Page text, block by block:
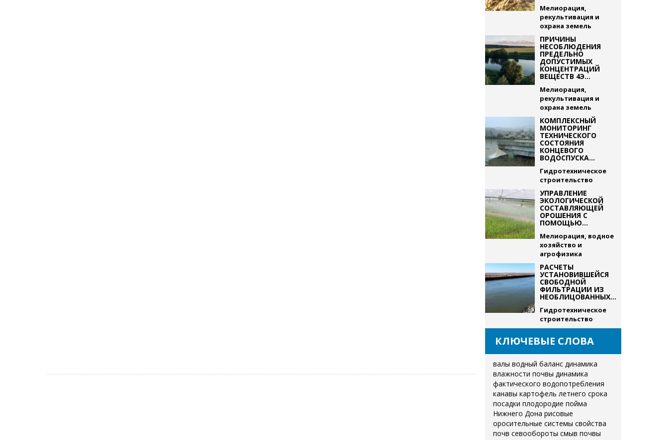
Мелиорация,
рекультивация и
охрана земель
ПРИЧИНЫ
НЕСОБЛЮДЕНИЯ
ПРЕДЕЛЬНО
ДОПУСТИМЫХ
КОНЦЕНТРАЦИЙ
ВЕЩЕСТВ 4Э...
Мелиорация,
рекультивация и
охрана земель
КОМПЛЕКСНЫЙ
МОНИТОРИНГ
ТЕХНИЧЕСКОГО
СОСТОЯНИЯ
КОНЦЕВОГО
ВОДОСПУСКА...
Гидротехническое
строительство
УПРАВЛЕНИЕ
ЭКОЛОГИЧЕСКОЙ
СОСТАВЛЯЮЩЕЙ
ОРОШЕНИЯ С
ПОМОЩЬЮ...
Мелиорация, водное
хозяйство и
агрофизика
РАСЧЕТЫ
УСТАНОВИВШЕЙСЯ
СВОБОДНОЙ
ФИЛЬТРАЦИИ ИЗ
НЕОБЛИЦОВАННЫХ...
Гидротехническое
строительство
КЛЮЧЕВЫЕ СЛОВА
валы водный баланс динамика
влажности почвы динамика
фактического водопотребления
канавы картофель летнего срока
посадки плодородие пойма
Нижнего Дона рисовые
оросительные системы свойства
почв севообороты смыв почвы